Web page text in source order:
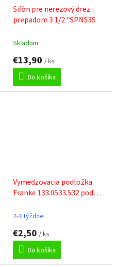
Sifón pre nerezový drez
prepadom 3 1/2 "SPNS3S
Skladom
€13,90 / ks
Do košíka
Vymedzovacia podložka
Franke 133.0533.532 pod
2-3 týždne
€2,50 / ks
Do košíka